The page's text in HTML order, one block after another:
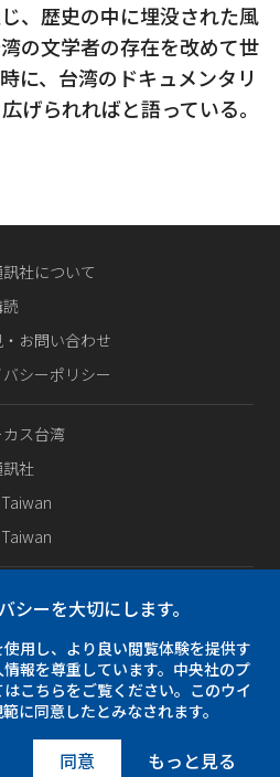
、歴史の中に埋没された風
の文学者の存在を改めて世
に、台湾のドキュメンタリ
げられればと語っている。
社について
・お問い合わせ
シーポリシー
カス台湾
社
ーを大切にします。
用し、より良い閲覧体験を提供す
報を尊重しています。中央社のプ
こちらをご覧ください。このウイ
に同意したとみなされます。
同意 もっと見る